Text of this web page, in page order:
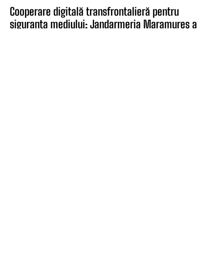
Cooperare digitală transfrontalieră pentru
siguranța mediului: Jandarmeria Maramureș a